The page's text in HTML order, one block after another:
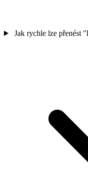
Jak rychle lze přenést